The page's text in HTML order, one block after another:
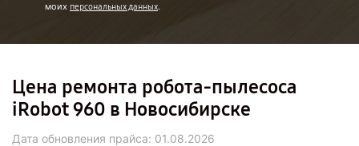
моих персональных данных.
Цена ремонта робота-пылесоса
iRobot 960 в Новосибирске
Дата обновления прайса: 01.08.2026